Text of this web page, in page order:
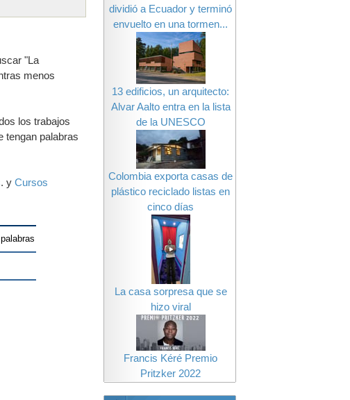
"La
menos
los trabajos
tengan palabras
. y Cursos
dividió a Ecuador y terminó
envuelto en una tormen...
13 edificios, un arquitecto:
Alvar Aalto entra en la lista
de la UNESCO
Colombia exporta casas de
plástico reciclado listas en
cinco días
La casa sorpresa que se
hizo viral
Francis Kéré Premio
Pritzker 2022